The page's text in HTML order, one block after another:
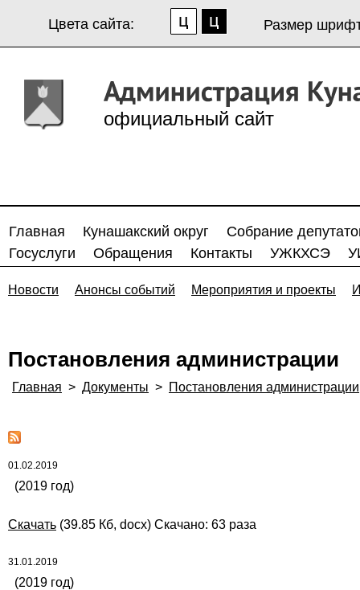
Цвета сайта: Размер
официальный сайт
Главная Кунашакский округ
Собрание
Госуслуги
Обращения Контакты УЖКХСЭ
Новости Анонсы событий Мероприятия и проекты
Постановления администрации
Главная > Документы > Постановления администрации
01.02.2019
(2019 год)
Скачать (39.85 Кб, docx) Скачано: 63 раза
31.01.2019
(2019 год)